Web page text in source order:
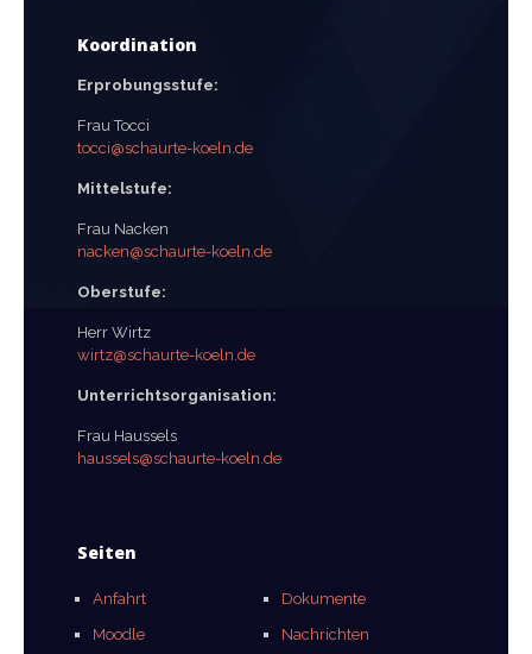
Koordination
Erprobungsstufe:
Frau Tocci
tocci@schaurte-koeln.de
Mittelstufe:
Frau Nacken
nacken@schaurte-koeln.de
Oberstufe:
Herr Wirtz
wirtz@schaurte-koeln.de
Unterrichtsorganisation:
Frau Haussels
haussels@schaurte-koeln.de
Seiten
Anfahrt
Moodle
Dokumente
Nachrichten